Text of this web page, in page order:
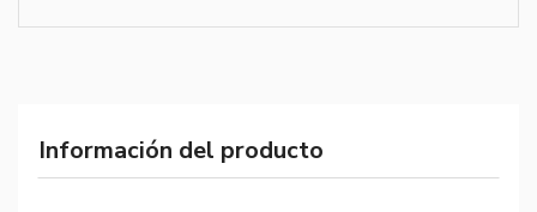
Información del producto